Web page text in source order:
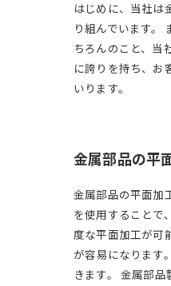
はじめに、当社は
り組んでいます。
ちろんのこと、当
に誇りを持ち、お
いります。
金属部品の平
金属部品の平面加
を使用することで
度な平面加工が可
が容易になります
きます。 金属部